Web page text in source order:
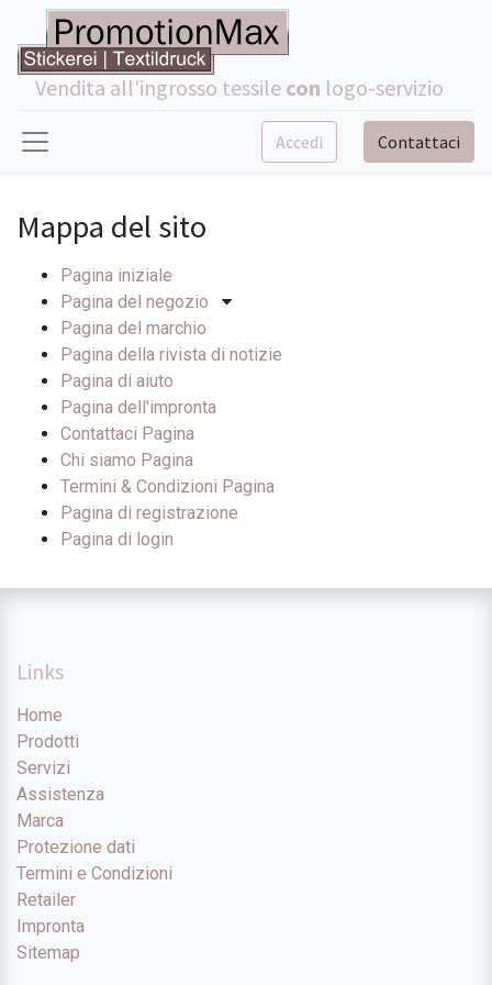
Vendita all'ingrosso tessile con logo-servizio
Accedi Contattaci
Mappa del sito
Pagina iniziale
Pagina del negozio
Pagina del marchio
Pagina della rivista di notizie
Pagina di aiuto
Pagina dell'impronta
Contattaci Pagina
Chi siamo Pagina
Termini & Condizioni Pagina
Pagina di registrazione
Pagina di login
Links
Home
Prodotti
Servizi
Assistenza
Marca
Protezione dati
Termini e Condizioni
Retailer
Impronta
Sitemap